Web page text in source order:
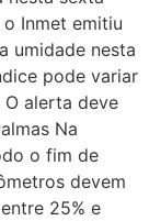
Inmet emitiu
umidade nesta
pode variar
O alerta deve
Na
o fim de
devem
25% e